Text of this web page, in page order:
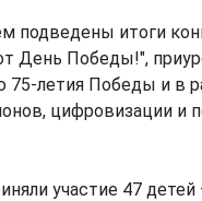
подведены итоги
День Победы!",
75-летия Победы и в
цифровизации и
участие 47